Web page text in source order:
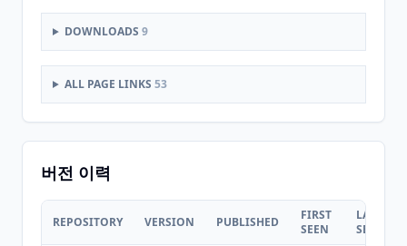
DOWNLOADS 9
ALL PAGE LINKS 53
버전 이력
REPOSITORY VERSION PUBLISHED
FIRST
SEEN
LAST
SEEN